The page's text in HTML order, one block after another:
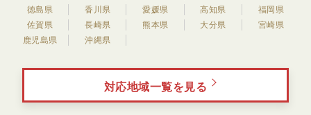
徳島県
香川県 愛媛県 高知県
福岡県
佐賀県
長崎県 熊本県 大分県
宮崎県
鹿児島県
沖縄県
対応地域一覧を見る